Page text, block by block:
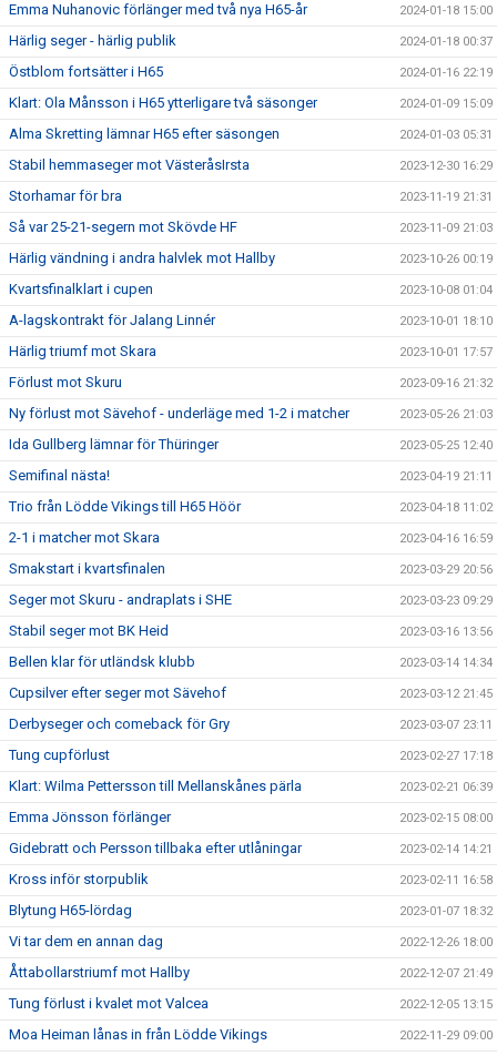
Emma Nuhanovic förlänger med två nya H65-år 2024-01-18 15:00
Härlig seger - härlig publik 2024-01-18 00:37
Östblom fortsätter i H65 2024-01-16 22:19
Klart: Ola Månsson i H65 ytterligare två säsonger 2024-01-09 15:09
Alma Skretting lämnar H65 efter säsongen 2024-01-03 05:31
Stabil hemmaseger mot VästeråsIrsta 2023-12-30 16:29
Storhamar för bra 2023-11-19 21:31
Så var 25-21-segern mot Skövde HF 2023-11-09 21:03
Härlig vändning i andra halvlek mot Hallby 2023-10-26 00:19
Kvartsfinalklart i cupen 2023-10-08 01:04
A-lagskontrakt för Jalang Linnér 2023-10-01 18:10
Härlig triumf mot Skara 2023-10-01 17:57
Förlust mot Skuru 2023-09-16 21:32
Ny förlust mot Sävehof - underläge med 1-2 i matcher 2023-05-26 21:03
Ida Gullberg lämnar för Thüringer 2023-05-25 12:40
Semifinal nästa! 2023-04-19 21:11
Trio från Lödde Vikings till H65 Höör 2023-04-18 11:02
2-1 i matcher mot Skara 2023-04-16 16:59
Smakstart i kvartsfinalen 2023-03-29 20:56
Seger mot Skuru - andraplats i SHE 2023-03-23 09:29
Stabil seger mot BK Heid 2023-03-16 13:56
Bellen klar för utländsk klubb 2023-03-14 14:34
Cupsilver efter seger mot Sävehof 2023-03-12 21:45
Derbyseger och comeback för Gry 2023-03-07 23:11
Tung cupförlust 2023-02-27 17:18
Klart: Wilma Pettersson till Mellanskånes pärla 2023-02-21 06:39
Emma Jönsson förlänger 2023-02-15 08:00
Gidebratt och Persson tillbaka efter utlåningar 2023-02-14 14:21
Kross inför storpublik 2023-02-11 16:58
Blytung H65-lördag 2023-01-07 18:32
Vi tar dem en annan dag 2022-12-26 18:00
Åttabollarstriumf mot Hallby 2022-12-07 21:49
Tung förlust i kvalet mot Valcea 2022-12-05 13:15
Moa Heiman lånas in från Lödde Vikings 2022-11-29 09:00